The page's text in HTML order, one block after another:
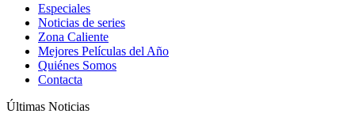
Especiales
Noticias de series
Zona Caliente
Mejores Películas del Año
Quiénes Somos
Contacta
Últimas Noticias